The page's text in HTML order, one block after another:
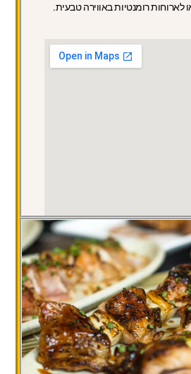
רומנטיות באווירה טבעית.